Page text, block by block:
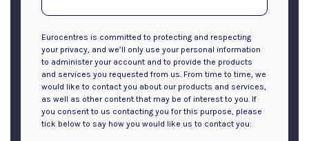
Eurocentres is committed to protecting and respecting
your privacy, and we’ll only use your personal information
to administer your account and to provide the products
and services you requested from us. From time to time, we
would like to contact you about our products and services,
as well as other content that may be of interest to you. If
you consent to us contacting you for this purpose, please
tick below to say how you would like us to contact you: